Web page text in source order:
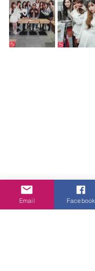
Email Facebook